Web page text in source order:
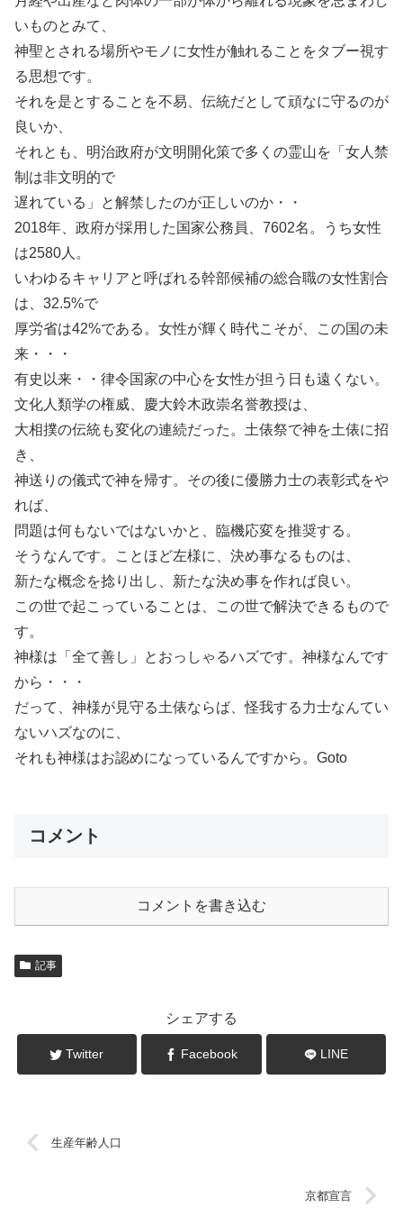
いものとみて、
神聖とされる場所やモノに女性が触れることをタブー視す
る思想です。
それを是とすることを不易、伝統だとして頑なに守るのが
良いか、
それとも、明治政府が文明開化策で多くの霊山を「女人禁
制は非文明的で
遅れている」と解禁したのが正しいのか・・
2018年、政府が採用した国家公務員、7602名。うち女性
は2580人。
いわゆるキャリアと呼ばれる幹部候補の総合職の女性割合
は、32.5%で
厚労省は42%である。女性が輝く時代こそが、この国の未
来・・・
有史以来・・律令国家の中心を女性が担う日も遠くない。
文化人類学の権威、慶大鈴木政崇名誉教授は、
大相撲の伝統も変化の連続だった。土俵祭で神を土俵に招
き、
神送りの儀式で神を帰す。その後に優勝力士の表彰式をや
れば、
問題は何もないではないかと、臨機応変を推奨する。
そうなんです。ことほど左様に、決め事なるものは、
新たな概念を捻り出し、新たな決め事を作れば良い。
この世で起こっていることは、この世で解決できるもので
す。
神様は「全て善し」とおっしゃるハズです。神様なんです
から・・・
だって、神様が見守る土俵ならば、怪我する力士なんてい
ないハズなのに、
それも神様はお認めになっているんですから。Goto
コメント
コメントを書き込む
記事
シェアする
Twitter Facebook LINE
生産年齢人口
京都宣言